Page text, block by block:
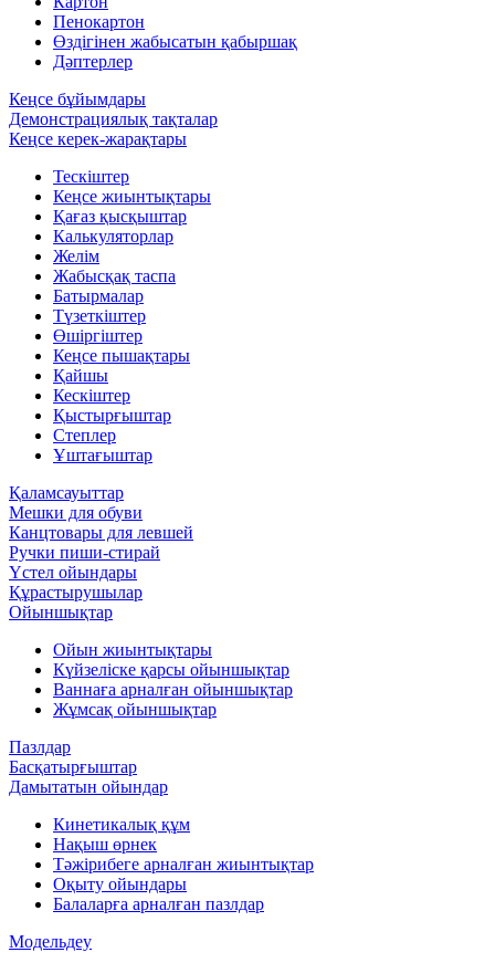
Пенокартон
Өздігінен жабысатын қабыршақ
Дәптерлер
Кеңсе бұйымдары
Демонстрациялық тақталар
Кеңсе керек-жарақтары
Тескіштер
Кеңсе жиынтықтары
Қағаз қысқыштар
Калькуляторлар
Желім
Жабысқақ таспа
Батырмалар
Түзеткіштер
Өшіргіштер
Кеңсе пышақтары
Қайшы
Кескіштер
Қыстырғыштар
Степлер
Ұштағыштар
Қаламсауыттар
Мешки для обуви
Канцтовары для левшей
Ручки пиши-стирай
Үстел ойындары
Құрастырушылар
Ойыншықтар
Ойын жиынтықтары
Күйзеліске қарсы ойыншықтар
Ваннаға арналған ойыншықтар
Жұмсақ ойыншықтар
Пазлдар
Басқатырғыштар
Дамытатын ойындар
Кинетикалық құм
Нақыш өрнек
Тәжірибеге арналған жиынтықтар
Оқыту ойындары
Балаларға арналған пазлдар
Модельдеу